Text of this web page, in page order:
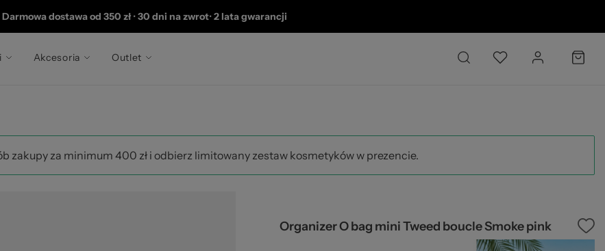
Darmowa dostawa od 350 zł •30 dni na zwrot•2 lata gwarancji
Akcesoria Outlet
zakupy za minimum 400 zł i odbierz limitowany zestaw kosmetyków w prezencie.
Organizer O bag mini Tweed boucle Smoke pink